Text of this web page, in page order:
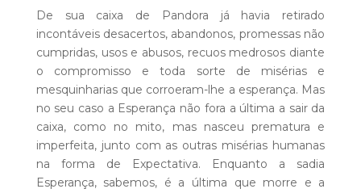
De sua caixa de Pandora já havia retirado
incontáveis desacertos, abandonos, promessas não
cumpridas, usos e abusos, recuos medrosos diante
o compromisso e toda sorte de misérias e
mesquinharias que corroeram-lhe a esperança. Mas
no seu caso a Esperança não fora a última a sair da
caixa, como no mito, mas nasceu prematura e
imperfeita, junto com as outras misérias humanas
na forma de Expectativa. Enquanto a sadia
Esperança, sabemos, é a última que morre e a